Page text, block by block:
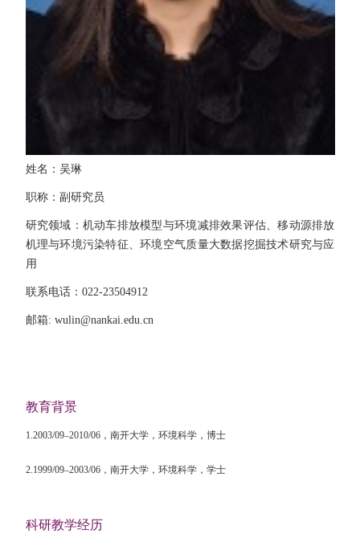
姓名：吴琳
职称：副研究员
研究领域：机动车排放模型与环境减排效果评估、移动源排放
机理与环境污染特征、环境空气质量大数据挖掘技术研究与应
用
联系电话： 022-23504912
邮箱: wulin@nankai.edu.cn
教育背景
1.2003/09–2010/06， 南开大学， 环境科学， 博士
2.1999/09–2003/06， 南开大学， 环境科学， 学士
科研教学经历